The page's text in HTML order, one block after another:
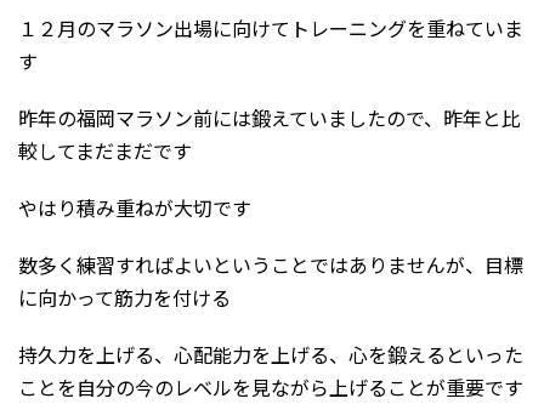
１２月のマラソン出場に向けてトレーニングを重ねていま
す
昨年の福岡マラソン前には鍛えていましたので、昨年と比
較してまだまだです
やはり積み重ねが大切です
数多く練習すればよいということではありませんが、目標
に向かって筋力を付ける
持久力を上げる、心配能力を上げる、心を鍛えるといった
ことを自分の今のレベルを見ながら上げることが重要です